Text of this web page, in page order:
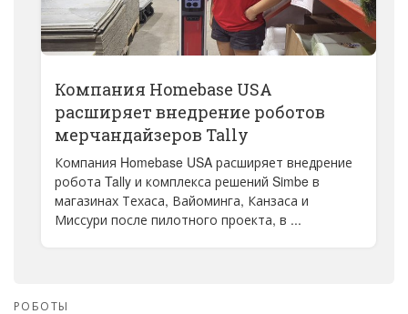
Компания Homebase USA
расширяет внедрение роботов
мерчандайзеров Tally
Компания Homebase USA расширяет внедрение
робота Tally и комплекса решений Simbe в
магазинах Техаса, Вайоминга, Канзаса и
Миссури после пилотного проекта, в ...
РОБОТЫ